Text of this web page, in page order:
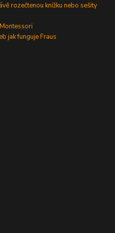
rozečtenou knížku nebo sešity
jak funguje Fraus